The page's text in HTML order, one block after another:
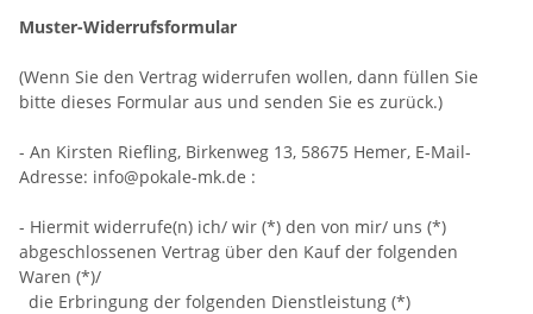
Muster-Widerrufsformular
(Wenn Sie den Vertrag widerrufen wollen, dann füllen Sie
bitte dieses Formular aus und senden Sie es zurück.)
- An Kirsten Riefling, Birkenweg 13, 58675 Hemer, E-Mail-
Adresse: info@pokale-mk.de :
- Hiermit widerrufe(n) ich/ wir (*) den von mir/ uns (*)
abgeschlossenen Vertrag über den Kauf der folgenden
Waren (*)/
die Erbringung der folgenden Dienstleistung (*)